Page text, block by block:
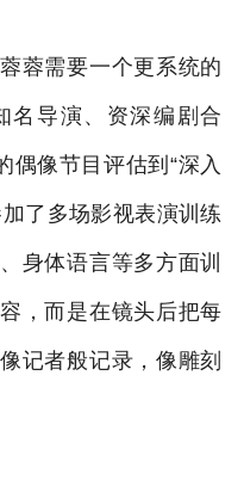
蓉需要一个更系统的
名导演、资深编剧合
偶像节目评估到“深入
了多场影视表演训练
身体语言等多方面训
，而是在镜头后把每
记者般记录，像雕刻